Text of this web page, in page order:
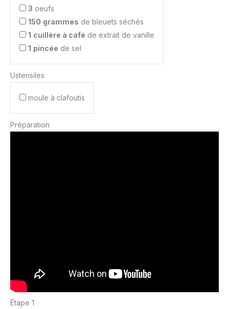
3 oeufs
150 grammes de bleuets séchés
1 cuillère à café de extrait de vanille
1 pincée de sel
Ustensiles
moule à clafoutis
Préparation
Étape 1